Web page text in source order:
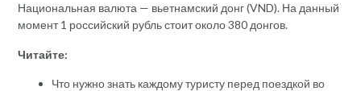
Национальная валюта — вьетнамский донг (VND). На данный
момент 1 российский рубль стоит около 380 донгов.
Читайте:
Что нужно знать каждому туристу перед поездкой во